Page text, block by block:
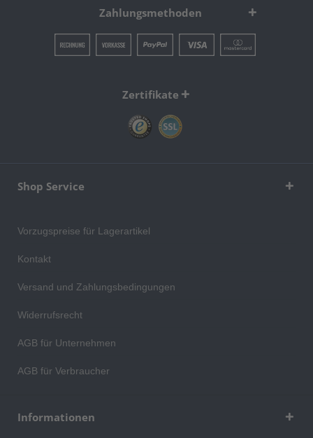
Zahlungsmethoden
Zertifikate
Shop Service
Vorzugspreise für Lagerartikel
Kontakt
Versand und Zahlungsbedingungen
Widerrufsrecht
AGB für Unternehmen
AGB für Verbraucher
Informationen